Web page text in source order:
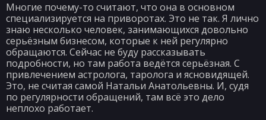
Многие почему-то считают, что она в основном
специализируется на приворотах. Это не так. Я лично
знаю несколько человек, занимающихся довольно
серьёзным бизнесом, которые к ней регулярно
обращаются. Сейчас не буду рассказывать
подробности, но там работа ведётся серьёзная. С
привлечением астролога, таролога и ясновидящей.
Это, не считая самой Натальи Анатольевны. И, судя
по регулярности обращений, там всё это дело
неплохо работает.